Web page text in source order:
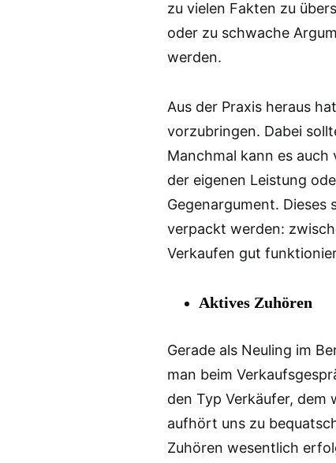
zu vielen Fakten zu
oder zu schwache
werden.
Aus der Praxis heraus
vorzubringen. Dabei
Manchmal kann es
der eigenen Leistung
Gegenargument. Dieses
verpackt werden:
Verkaufen gut
Aktives Zuhören
Gerade als Neuling im
man beim
den Typ Verkäufer, dem
aufhört uns zu
Zuhören wesentlich